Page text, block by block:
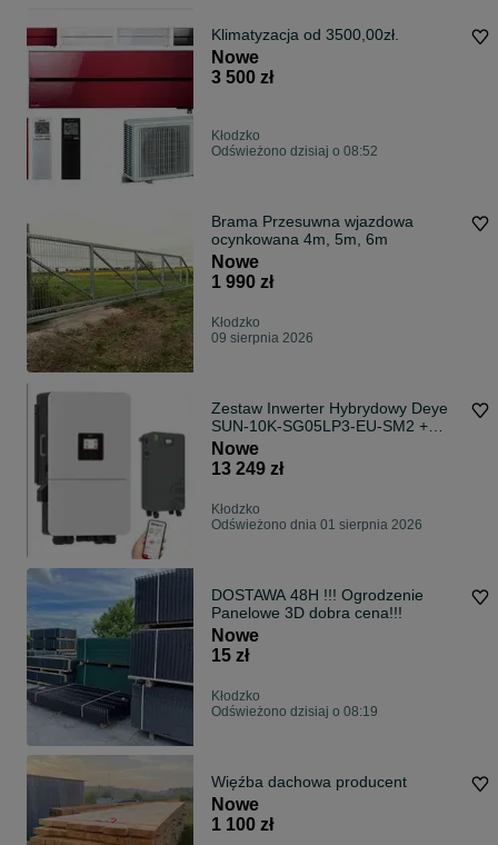
Klimatyzacja od 3500,00zł.
Nowe
3 500 zł
Kłodzko
Odświeżono dzisiaj o 08:52
Brama Przesuwna wjazdowa
ocynkowana 4m, 5m, 6m
Nowe
1 990 zł
Kłodzko
09 sierpnia 2026
Zestaw Inwerter Hybrydowy Deye
SUN-10K-SG05LP3-EU-SM2 +
Magazyn Energii 15kWh! Najlepsza
Cena!!! z systemem zarządzania
EMS
Nowe
13 249 zł
Kłodzko
Odświeżono dnia 01 sierpnia 2026
DOSTAWA 48H !!! Ogrodzenie
Panelowe 3D dobra cena!!!
Nowe
15 zł
Kłodzko
Odświeżono dzisiaj o 08:19
Więźba dachowa producent
Nowe
1 100 zł